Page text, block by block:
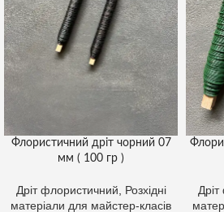
Флористичний дріт чорний 07
мм ( 100 гр )
Дріт флористичний
Розхідні
матеріали для майстер-класів